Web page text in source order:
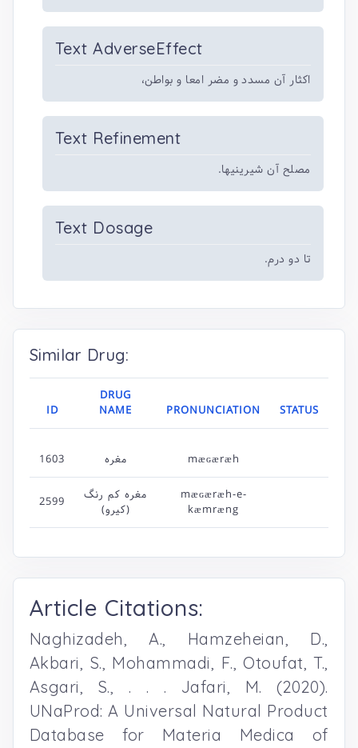
Text AdverseEffect
اکثار آن مسدد و مضر امعا و بواطن،
Text Refinement
مصلح آن شیرینیها.
Text Dosage
تا دو درم.
Similar Drug:
ID
DRUG
NAME
PRONUNCIATION STATUS
1603 مغره mæɢæræh
2599
مغره کم رنگ
(کیرو)
mæɢæræh-e-
kæmræng
Article Citations:
Naghizadeh, A., Hamzeheian, D.,
Akbari, S., Mohammadi, F., Otoufat, T.,
Asgari, S., . . . Jafari, M. (2020).
UNaProd: A Universal Natural Product
Database for Materia Medica of